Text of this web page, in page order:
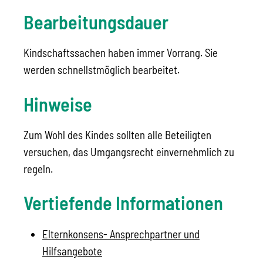
Bearbeitungsdauer
Kindschaftssachen haben immer Vorrang. Sie
werden schnellstmöglich bearbeitet.
Hinweise
Zum Wohl des Kindes sollten alle Beteiligten
versuchen, das Umgangsrecht einvernehmlich zu
regeln.
Vertiefende Informationen
Elternkonsens- Ansprechpartner und
Hilfsangebote